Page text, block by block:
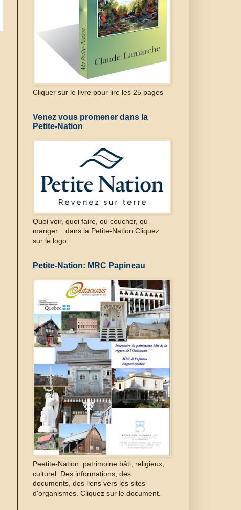
Cliquer sur le livre pour lire les 25 pages
Venez vous promener dans la
Petite-Nation
Quoi voir, quoi faire, où coucher, où
manger... dans la Petite-Nation.Cliquez
sur le logo.
Petite-Nation: MRC Papineau
Peetite-Nation: patrimoine bâti, religieux,
culturel. Des informations, des
documents, des liens vers les sites
d'organismes. Cliquez sur le document.